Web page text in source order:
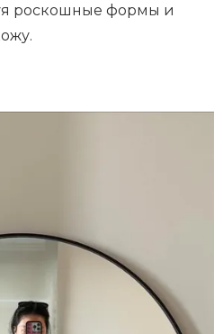
роскошные формы и